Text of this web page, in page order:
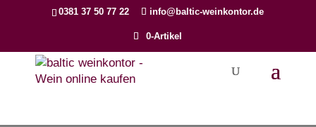
0381 37 50 77 22 info@baltic-weinkontor.de
0-Artikel
search